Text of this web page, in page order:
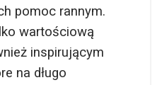
pomoc rannym.
wartościową
inspirującym
na długo